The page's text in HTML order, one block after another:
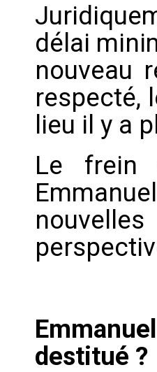
délai
nouveau
respecté,
lieu il y a
Le frein
destitué ?